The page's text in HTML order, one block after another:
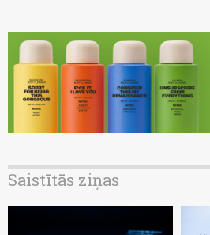
Saistītās ziņas